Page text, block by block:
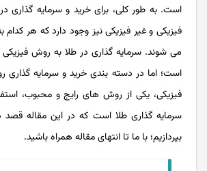
است. به طور کلی، برای خرید و سرمایه گذاری
فیزیکی و غیر فیزیکی نیز وجود دارد که هر
می شوند. سرمایه گذاری در طلا به روش فیزیکی
است؛ اما در دسته بندی خرید و سرمایه گذاری
فیزیکی، یکی از روش های رایج و محبوب،
سرمایه گذاری طلا است که در این مقاله قصد
بپردازیم؛ با ما تا انتهای مقاله همراه باشید.